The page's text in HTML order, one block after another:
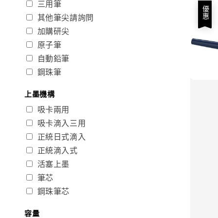
三用筆
其他筆尖請詢問
加購研尖
原子筆
自動鉛筆
鋼珠筆
上墨機構
吸卡兩用
吸卡滴入三用
正統日式滴入
正統滴入式
活塞上墨
筆芯
鋼珠筆芯
容量
優惠